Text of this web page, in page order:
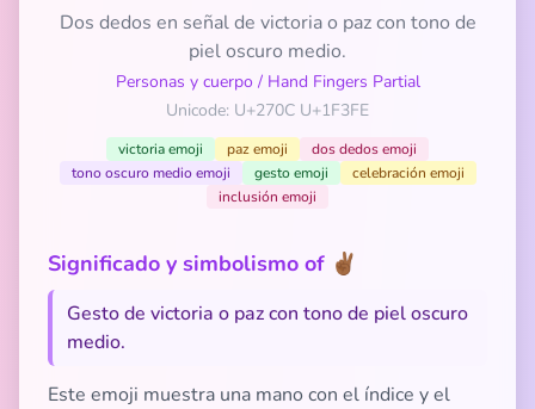
Dos dedos en señal de victoria o paz con tono de
piel oscuro medio.
Personas y cuerpo / Hand Fingers Partial
Unicode: U+270C U+1F3FE
victoria emoji paz emoji
dos dedos emoji
tono oscuro medio emoji
gesto emoji
celebración emoji
inclusión emoji
Significado y simbolismo of ✌🏾
Gesto de victoria o paz con tono de piel oscuro
medio.
Este emoji muestra una mano con el índice y el